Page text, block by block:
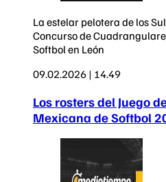
La estelar pelotera de los
Concurso de
Softbol en León
09.02.2026 | 14.49
Los rosters del Juego
Mexicana de Softbol